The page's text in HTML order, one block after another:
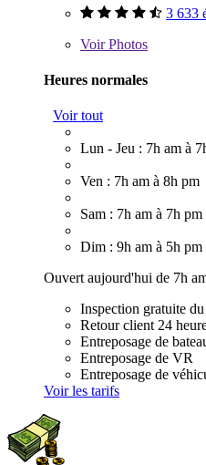
3 633
VoirPhotos
Heures normales
Voir tout
Lun - Jeu : 7h am à
Ven : 7h am à 8h pm
Sam : 7h am à 7h pm
Dim : 9h am à 5h pm
Ouvert aujourd'hui de 7h
Inspection gratuite
Retour client 24
Entreposage de
Entreposage de VR
Entreposage de
Voir les tarifs